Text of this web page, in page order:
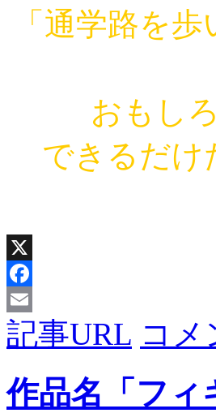
「通学路を
おもし
できるだけ
X
Facebook
Email
記事URL コメ
作品名「フィ